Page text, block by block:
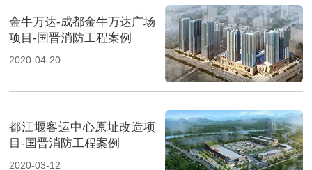
金牛万达-成都金牛万达广场
项目-国晋消防工程案例
2020-04-20
都江堰客运中心原址改造项
目-国晋消防工程案例
2020-03-12